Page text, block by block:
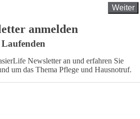
Weiter
anmelden
Newsletter an und erfahren Sie
um das Thema Pflege und Hausnotruf.